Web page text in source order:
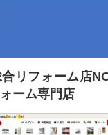
活かしてメーカー
能です。リフォー
レへリフォームをし
や相談は無料で24時
リフォーム店
ーム専門店